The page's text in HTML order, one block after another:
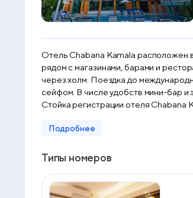
Отель Chabana Kamala расположен в 5
рядом с магазинами, барами и
через холм. Поездка до международного аэропорта Пхукета занимает 40
сейфом. В числе удобств мини-бар и
Стойка регистрации отеля Chabana
Подробнее
Типы номеров